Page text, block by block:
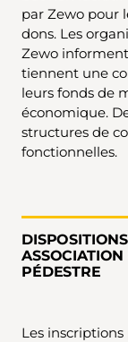
par Zewo pour
dons. Les
Zewo
tiennent une
leurs fonds de
économique.
structures de
fonctionnelles.
PÉDESTRE
Les